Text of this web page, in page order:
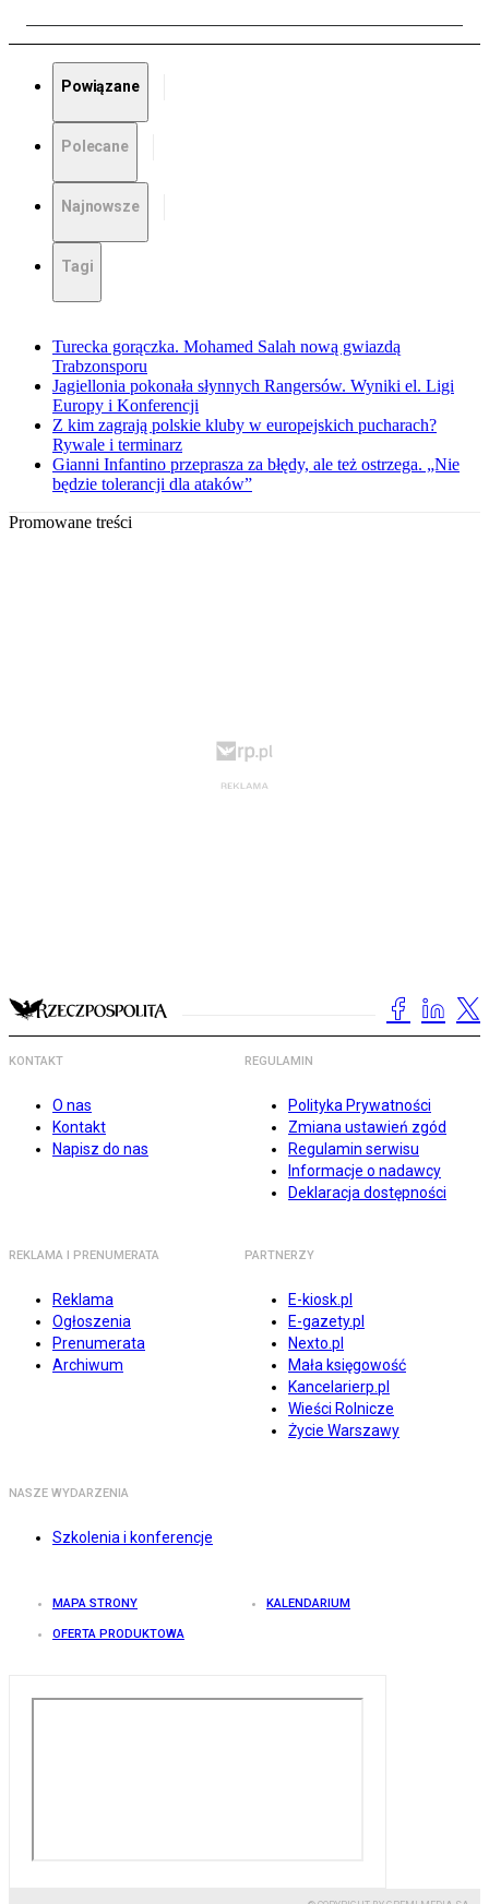
Powiązane
Polecane
Najnowsze
Tagi
Turecka gorączka. Mohamed Salah nową gwiazdą
Trabzonsporu
Jagiellonia pokonała słynnych Rangersów. Wyniki el. Ligi
Europy i Konferencji
Z kim zagrają polskie kluby w europejskich pucharach?
Rywale i terminarz
Gianni Infantino przeprasza za błędy, ale też ostrzega. „Nie
będzie tolerancji dla ataków”
Promowane treści
KONTAKT
O nas
Kontakt
Napisz do nas
REGULAMIN
Polityka Prywatności
Zmiana ustawień zgód
Regulamin serwisu
Informacje o nadawcy
Deklaracja dostępności
REKLAMA I PRENUMERATA
Reklama
Ogłoszenia
Prenumerata
Archiwum
PARTNERZY
E-kiosk.pl
E-gazety.pl
Nexto.pl
Mała księgowość
Kancelarierp.pl
Wieści Rolnicze
Życie Warszawy
NASZE WYDARZENIA
Szkolenia i konferencje
MAPA STRONY KALENDARIUM
OFERTA PRODUKTOWA